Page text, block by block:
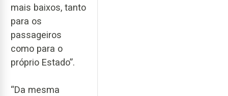
mais baixos, tanto
para os
passageiros
como para o
próprio Estado”.
“Da mesma